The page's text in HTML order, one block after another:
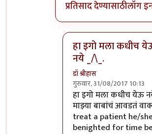
प्रतिसाद देण्यासाठीलॉग
हा इगो मला कधीच
नये _/\_.
डॉ श्रीहास
गुरुवार, 31/08/2017 10:13
In reply toडाॅक्टर कोण
हा इगो मला कधीच येऊ
माझ्या बाबांचं आवडतं
treat a patient he/
benighted for time